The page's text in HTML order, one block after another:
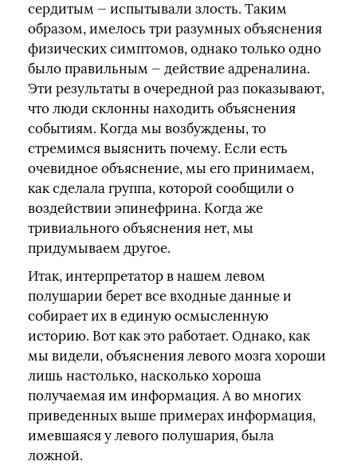
сердитым — испытывали злость. Таким
образом, имелось три разумных объяснения
физических симптомов, однако только одно
было правильным — действие адреналина.
Эти результаты в очередной раз показывают,
что люди склонны находить объяснения
событиям. Когда мы возбуждены, то
стремимся выяснить почему. Если есть
очевидное объяснение, мы его принимаем,
как сделала группа, которой сообщили о
воздействии эпинефрина. Когда же
тривиального объяснения нет, мы
придумываем другое.
Итак, интерпретатор в нашем левом
полушарии берет все входные данные и
собирает их в единую осмысленную
историю. Вот как это работает. Однако, как
мы видели, объяснения левого мозга хороши
лишь настолько, насколько хороша
получаемая им информация. А во многих
приведенных выше примерах информация,
имевшаяся у левого полушария, была
ложной.